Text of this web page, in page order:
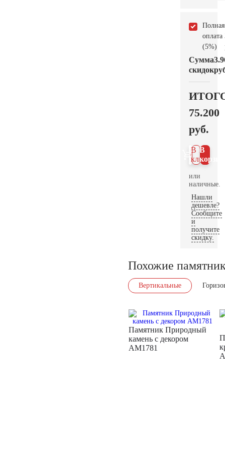
Полная
оплата
(5%)
Сумма
скидок
75.200
руб.
В
В 1
клик
или
наличные.
Нашли
дешевле?
Сообщите
и
получите
скидку.
Похожие
Вертикальные
Памятник Природный
камень с декором
AM1781